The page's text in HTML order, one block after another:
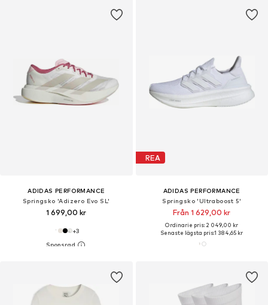
ADIDAS PERFORMANCE
Springsko 'Adizero Evo SL'
1 699,00 kr
+3
REA
ADIDAS PERFORMANCE
Springsko 'Ultraboost 5'
Från 1 629,00 kr
Ordinarie pris: 2 049,00 kr
Senaste lägsta pris:1 384,65 kr